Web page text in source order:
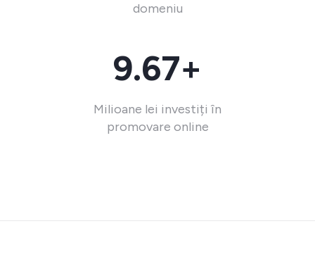
domeniu
9.67+
Milioane lei investiți în
promovare online